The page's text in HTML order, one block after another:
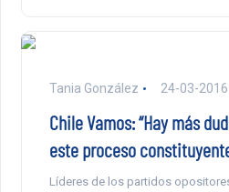
Tania González 24-03-2016
Chile Vamos: “Hay más
este proceso
Líderes de los partidos